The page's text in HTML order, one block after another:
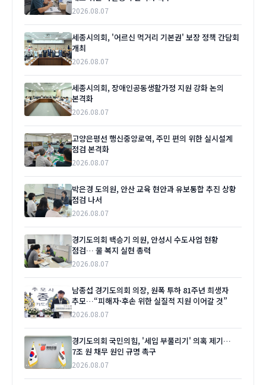
2026.08.07
세종시의회, '어르신 먹거리 기본권' 보장 정책 간담회
개최
2026.08.07
세종시의회, 장애인공동생활가정 지원 강화 논의
본격화
2026.08.07
고양은평선 행신중앙로역, 주민 편의 위한 실시설계
점검 본격화
2026.08.07
박은경 도의원, 안산 교육 현안과 유보통합 추진 상황
점검 나서
2026.08.07
경기도의회 백승기 의원, 안성시 수도사업 현황
점검… 물 복지 실현 총력
2026.08.07
남종섭 경기도의회 의장, 원폭 투하 81주년 희생자
추모…“피해자·후손 위한 실질적 지원 이어갈 것”
2026.08.07
경기도의회 국민의힘, '세입 부풀리기' 의혹 제기…
7조 원 채무 원인 규명 촉구
2026.08.07